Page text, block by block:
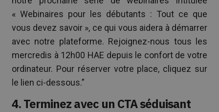
« Webinaires pour les débutants : Tout ce que
vous devez savoir », ce qui vous aidera à démarrer
avec notre plateforme. Rejoignez-nous tous les
mercredis à 12h00 HAE depuis le confort de votre
ordinateur. Pour réserver votre place, cliquez sur
le lien ci-dessous.”
4. Terminez avec un CTA séduisant